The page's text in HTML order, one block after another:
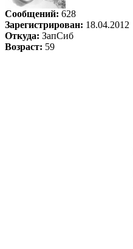
Сообщений: 628
Зарегистрирован: 18.04.2012
Откуда: ЗапСиб
Возраст: 59